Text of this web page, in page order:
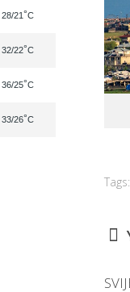
Tags:
28/21°C
32/22°C
36/25°C
33/26°C